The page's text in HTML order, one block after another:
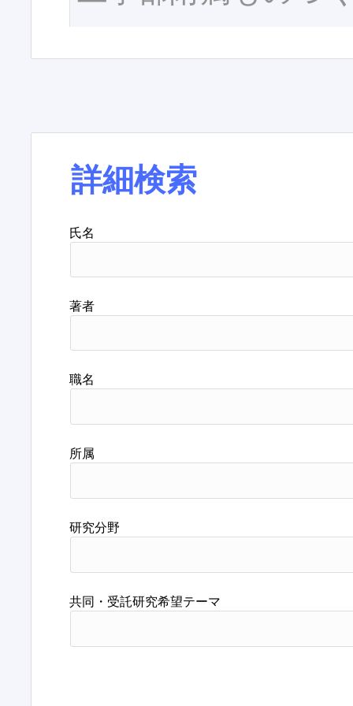
詳細検索
氏名
著者
職名
所属
研究分野
共同・受託研究希望テーマ